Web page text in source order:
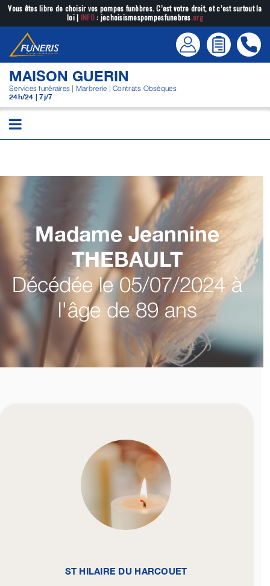
Passer
contenu
Vous êtes libre de choisir vos pompes funèbres. C’est votre droit, et c’est surtout la
loi | INFO: jechoisismespompesfunebres.org
MAISON GUERIN
Services funéraires | Marbrerie | Contrats Obsèques
24h/24 | 7j/7
Madame Jeannine
THEBAULT
Décédée le 05/07/2024 à
l'âge de 89 ans
ST HILAIRE DU HARCOUET